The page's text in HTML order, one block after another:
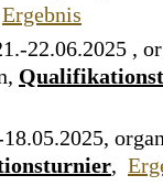
Ergebnis
22.06.2025 ,
18.05.2025,
,